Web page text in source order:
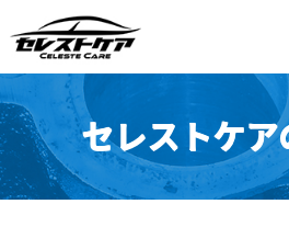
セレストケ